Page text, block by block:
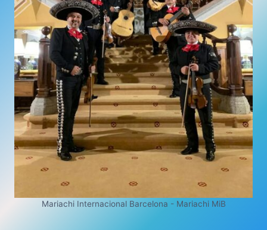
Mariachi Internacional Barcelona - Mariachi MiB